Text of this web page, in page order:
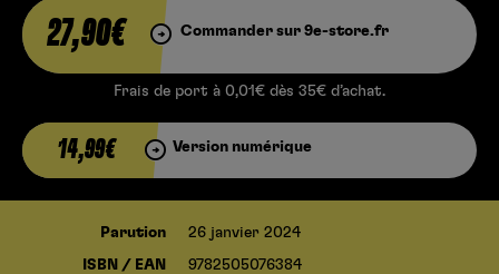
27,90€ Commander sur 9e-store.fr
Frais de port à 0,01€ dès 35€ d’achat.
14,99€ Version numérique
Parution 26 janvier 2024
ISBN / EAN 9782505076384